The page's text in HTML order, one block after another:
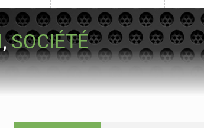
,SOCIÉTÉ